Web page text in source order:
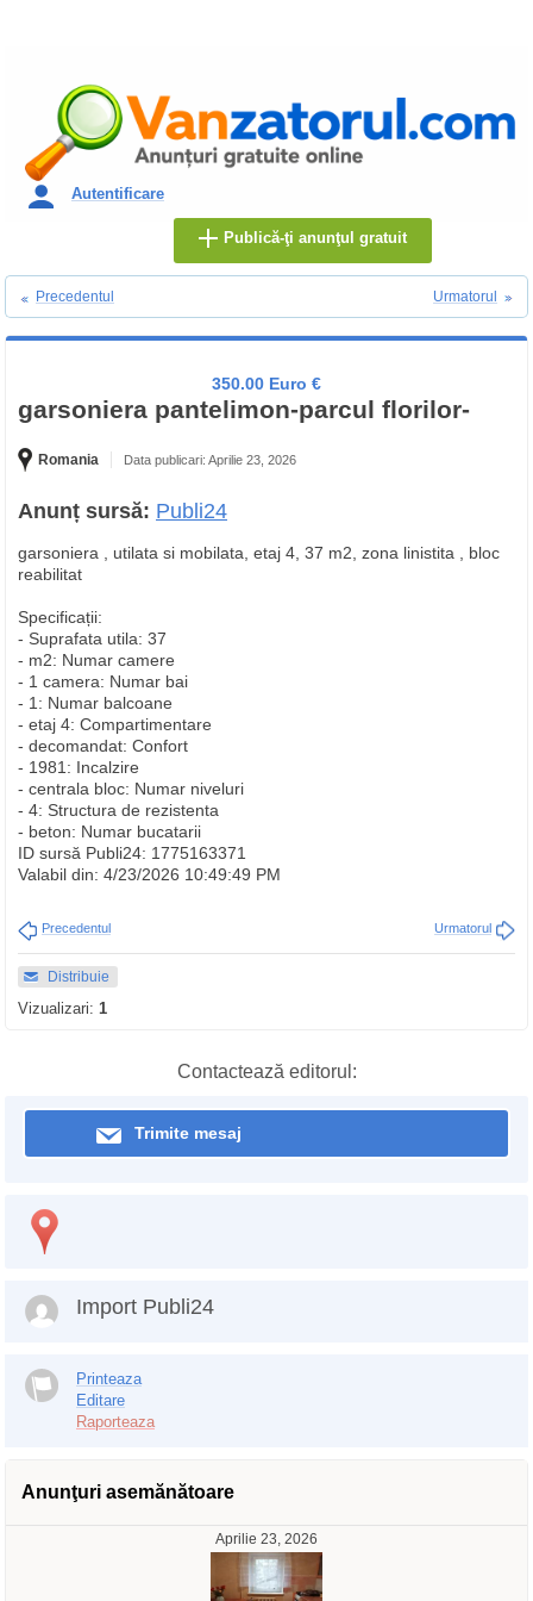
Autentificare
Publică-ţi anunţul gratuit
Precedentul Urmatorul
350.00 Euro €
garsoniera pantelimon-parcul florilor-
Romania Data publicari: Aprilie 23, 2026
Anunț sursă: Publi24
garsoniera , utilata si mobilata, etaj 4, 37 m2, zona linistita , bloc
reabilitat
Specificații:
- Suprafata utila: 37
- m2: Numar camere
- 1 camera: Numar bai
- 1: Numar balcoane
- etaj 4: Compartimentare
- decomandat: Confort
- 1981: Incalzire
- centrala bloc: Numar niveluri
- 4: Structura de rezistenta
- beton: Numar bucatarii
ID sursă Publi24: 1775163371
Valabil din: 4/23/2026 10:49:49 PM
Precedentul Urmatorul
Distribuie
Vizualizari: 1
Contactează editorul:
Trimite mesaj
Import Publi24
Printeaza
Editare
Raporteaza
Anunţuri asemănătoare
Aprilie 23, 2026